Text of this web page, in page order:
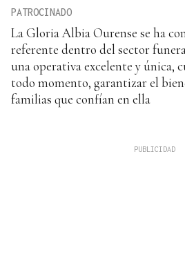
PATROCINADO
La Gloria Albia Ourense se ha
referente dentro del sector
una operativa excelente y única,
todo momento, garantizar el
familias que confían en ella